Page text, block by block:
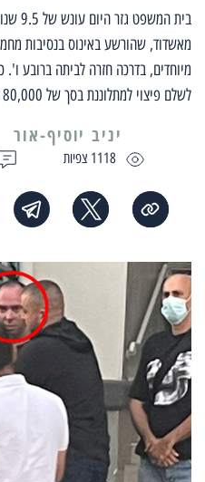
בית
מיוחדים, בדרכה חזרה לביתה ברובע
לשלם פיצוי למתלוננת בסך של 80,000 ₪.
1118 צפיות
יניב יוסיף-אור